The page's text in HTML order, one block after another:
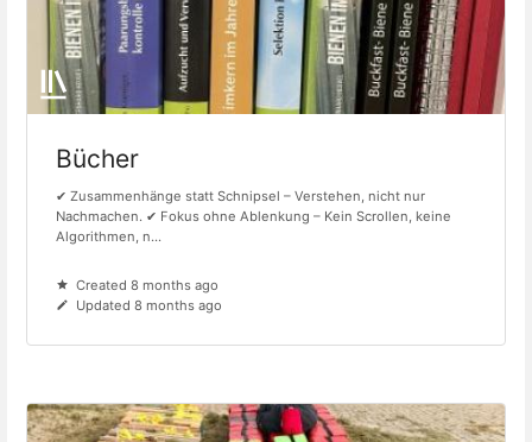
Bücher
✔ Zusammenhänge statt Schnipsel – Verstehen, nicht nur
Nachmachen. ✔ Fokus ohne Ablenkung – Kein Scrollen, keine
Algorithmen, n...
Created 8 months ago
Updated 8 months ago